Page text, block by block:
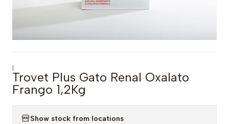
|
Trovet Plus Gato Renal Oxalato
Frango 1,2Kg
Show stock from locations